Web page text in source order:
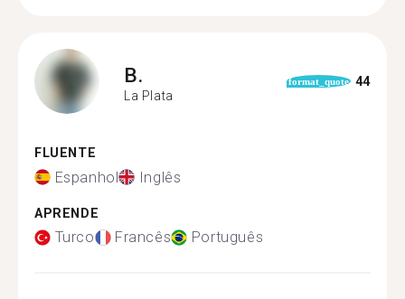
B.
La Plata
format_quote 44
FLUENTE
Espanhol Inglês
APRENDE
Turco Francês Português